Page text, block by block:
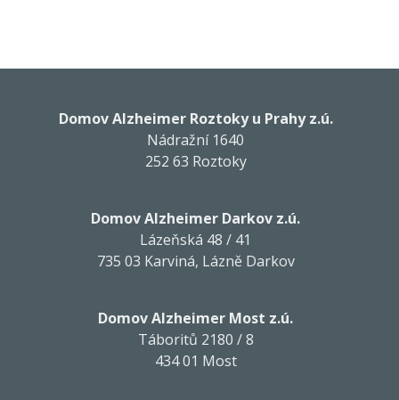
Domov Alzheimer Roztoky u Prahy z.ú.
Nádražní 1640
252 63 Roztoky
Domov Alzheimer Darkov z.ú.
Lázeňská 48 / 41
735 03 Karviná, Lázně Darkov
Domov Alzheimer Most z.ú.
Táboritů 2180 / 8
434 01 Most